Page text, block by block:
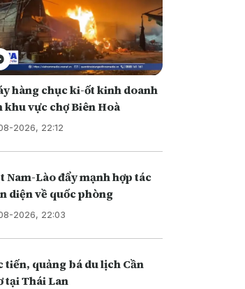
hàng chục ki-ốt kinh doanh
khu vực chợ Biên Hoà
2026, 22:12
Nam-Lào đẩy mạnh hợp tác
diện về quốc phòng
2026, 22:03
tiến, quảng bá du lịch Cần
tại Thái Lan